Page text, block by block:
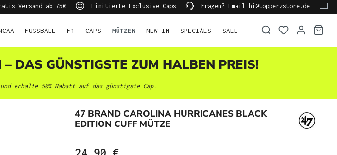
Versand ab 75€ Limitierte Exclusive Caps Fragen? Email hi@topperzstore.de
FUSSBALL F1 CAPS MÜTZEN NEW IN SPECIALS SALE
DAS GÜNSTIGSTE ZUM HALBEN PREIS!
erhalte 50% Rabatt auf das günstigste Cap.
47 BRAND CAROLINA HURRICANES BLACK
EDITION CUFF MÜTZE
24,90 €